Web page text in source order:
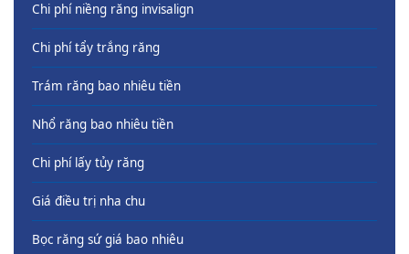
Chi phí niềng răng invisalign
Chi phí tẩy trắng răng
Trám răng bao nhiêu tiền
Nhổ răng bao nhiêu tiền
Chi phí lấy tủy răng
Giá điều trị nha chu
Bọc răng sứ giá bao nhiêu